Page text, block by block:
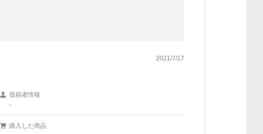
2021/7/17
投稿者情報
-
購入した商品